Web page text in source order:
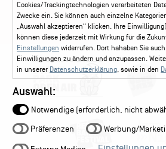
Cookies/Trackingtechnologien verarbeiteten
Zwecke ein. Sie können auch einzelne
„Auswahl akzeptieren“ klicken. Ihre
können diese jederzeit mit Wirkung für die
Einstellungen widerrufen. Dort hahaben Sie
Einwilligungen zu ändern und anzupassen.
in unserer Datenschutzerklärung, sowie in den
Auswahl:
Notwendige (erforderlich, nicht
Präferenzen Werbung/